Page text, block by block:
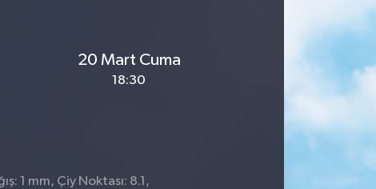
20 Mart Cuma
18:30
1 mm, Çiy Noktası: 8.1,